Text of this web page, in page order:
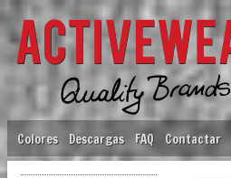
Colores Descargas FAQ Contactar